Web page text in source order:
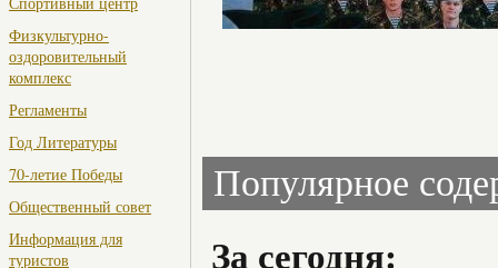
Физкультурно-
оздоровительный
комплекс
Регламенты
Год Литературы
70-летие Победы
Общественный совет
Информация для
туристов
Популярное
За сегодня: